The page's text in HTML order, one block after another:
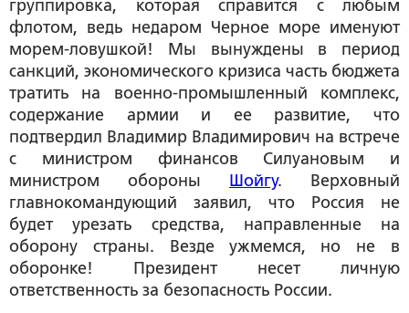
группировка, которая справится с любым
флотом, ведь недаром Черное море именуют
морем-ловушкой! Мы вынуждены в период
санкций, экономического кризиса часть бюджета
тратить на военно-промышленный комплекс,
содержание армии и ее развитие, что
подтвердил Владимир Владимирович на встрече
с министром финансов Силуановым и
министром обороны Шойгу. Верховный
главнокомандующий заявил, что Россия не
будет урезать средства, направленные на
оборону страны. Везде ужмемся, но не в
оборонке! Президент несет личную
ответственность за безопасность России.